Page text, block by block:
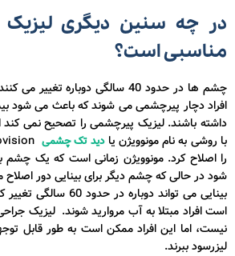
در چه سنین دیگری لیزیک
مناسبی است؟
چشم ها در حدود 40 سالگی دوباره
افراد دچار پیرچشمی می شوند که باعث می شود
داشته باشند. لیزیک پیرچشمی را تصحیح نمی کند
با روشی به نام مونوویژن یادید تک چشمی
را اصلاح کرد. مونوویژن زمانی است که یک چشم
شود در حالی که چشم دیگر برای بینایی دور
بینایی می تواند دوباره
است افراد مبتلا به آب مروارید شوند. لیزیک
نیست، اما این افراد ممکن است به طور قابل
لیزرسود ببرند.